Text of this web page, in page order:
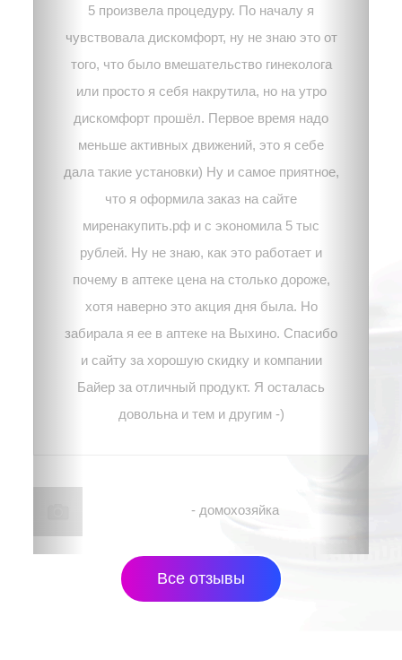
5 произвела процедуру. По началу я
чувствовала дискомфорт, ну не знаю это от
того, что было вмешательство гинеколога
или просто я себя накрутила, но на утро
дискомфорт прошёл. Первое время надо
меньше активных движений, это я себе
дала такие установки) Ну и самое приятное,
что я оформила заказ на сайте
миренакупить.рф и с экономила 5 тыс
рублей. Ну не знаю, как это работает и
почему в аптеке цена на столько дороже,
хотя наверно это акция дня была. Но
забирала я ее в аптеке на Выхино. Спасибо
и сайту за хорошую скидку и компании
Байер за отличный продукт. Я осталась
довольна и тем и другим -)
- домохозяйка
Все отзывы